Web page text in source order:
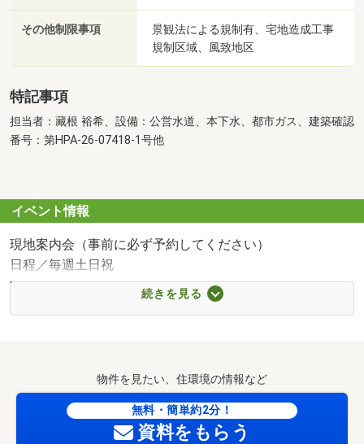
その他制限事項
景観法による規制有、宅地造成工事
規制区域、風致地区
特記事項
担当者：藏根 裕希、設備：公営水道、本下水、都市ガス、建築確認
番号：第HPA-26-07418-1号他
イベント情報
現地案内会（事前に必ず予約してください）
日程／毎週土日祝
時間／10:00～17:00
ぜひお電話または資料請求よりお問い合わせください。
■ご自宅や駅、ご指定いただいた場所に無料でお迎えに参
続きを見る
物件を見たい、住環境の情報など
無料・簡単約2分！
資料をもらう